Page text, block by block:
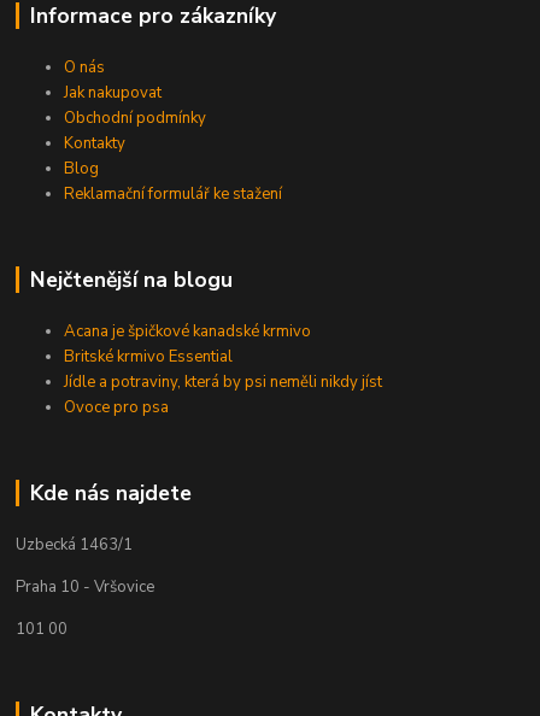
Informace pro zákazníky
O nás
Jak nakupovat
Obchodní podmínky
Kontakty
Blog
Reklamační formulář ke stažení
Nejčtenější na blogu
Acana je špičkové kanadské krmivo
Britské krmivo Essential
Jídle a potraviny, která by psi neměli nikdy jíst
Ovoce pro psa
Kde nás najdete
Uzbecká 1463/1
Praha 10 - Vršovice
101 00